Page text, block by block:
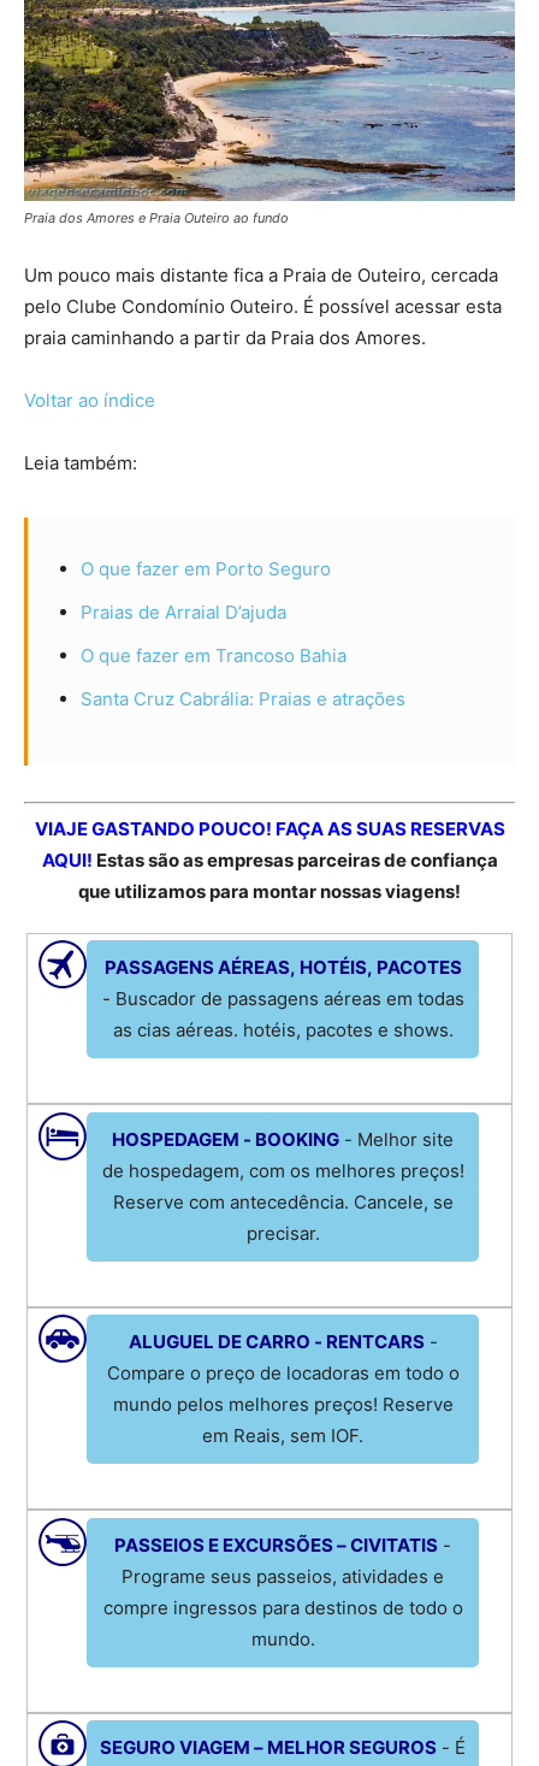
Praia dos Amores e Praia Outeiro ao fundo
Um pouco mais distante fica a Praia de Outeiro, cercada
pelo Clube Condomínio Outeiro. É possível acessar esta
praia caminhando a partir da Praia dos Amores.
Voltar ao índice
Leia também:
O que fazer em Porto Seguro
Praias de Arraial D’ajuda
O que fazer em Trancoso Bahia
Santa Cruz Cabrália: Praias e atrações
VIAJE GASTANDO POUCO! FAÇA AS SUAS RESERVAS
AQUI! Estas são as empresas parceiras de confiança
que utilizamos para montar nossas viagens!
PASSAGENS AÉREAS, HOTÉIS, PACOTES
- Buscador de passagens aéreas em todas
as cias aéreas. hotéis, pacotes e shows.
HOSPEDAGEM - BOOKING - Melhor site
de hospedagem, com os melhores preços!
Reserve com antecedência. Cancele, se
precisar.
ALUGUEL DE CARRO - RENTCARS-
Compare o preço de locadoras em todo o
mundo pelos melhores preços! Reserve
em Reais, sem IOF.
PASSEIOS E EXCURSÕES – CIVITATIS -
Programe seus passeios, atividades e
compre ingressos para destinos de todo o
mundo.
SEGURO VIAGEM – MELHOR SEGUROS - É